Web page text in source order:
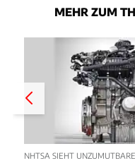
MEHR ZUM
NHTSA SIEHT